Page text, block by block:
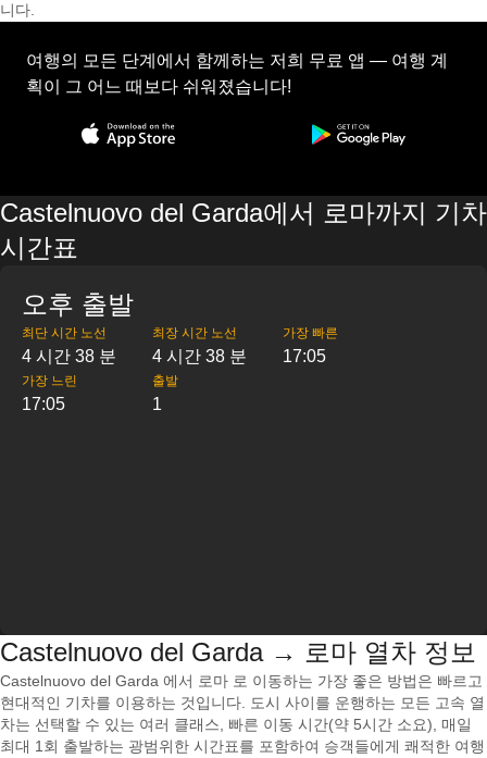
니다.
여행의 모든 단계에서 함께하는 저희 무료 앱 — 여행 계
획이 그 어느 때보다 쉬워졌습니다!
Castelnuovo del Garda에서 로마까지 기차
시간표
오후 출발
최단 시간 노선
4 시간 38 분
최장 시간 노선
4 시간 38 분
가장 빠른
17:05
가장 느린
17:05
출발
1
Castelnuovo del Garda → 로마 열차 정보
Castelnuovo del Garda 에서 로마 로 이동하는 가장 좋은 방법은 빠르고
현대적인 기차를 이용하는 것입니다. 도시 사이를 운행하는 모든 고속 열
차는 선택할 수 있는 여러 클래스, 빠른 이동 시간(약 5시간 소요), 매일
최대 1회 출발하는 광범위한 시간표를 포함하여 승객들에게 쾌적한 여행